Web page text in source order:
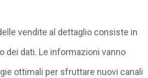
vendite al dettaglio consiste in
dei dati. Le informazioni vanno
ottimali per sfruttare nuovi canali